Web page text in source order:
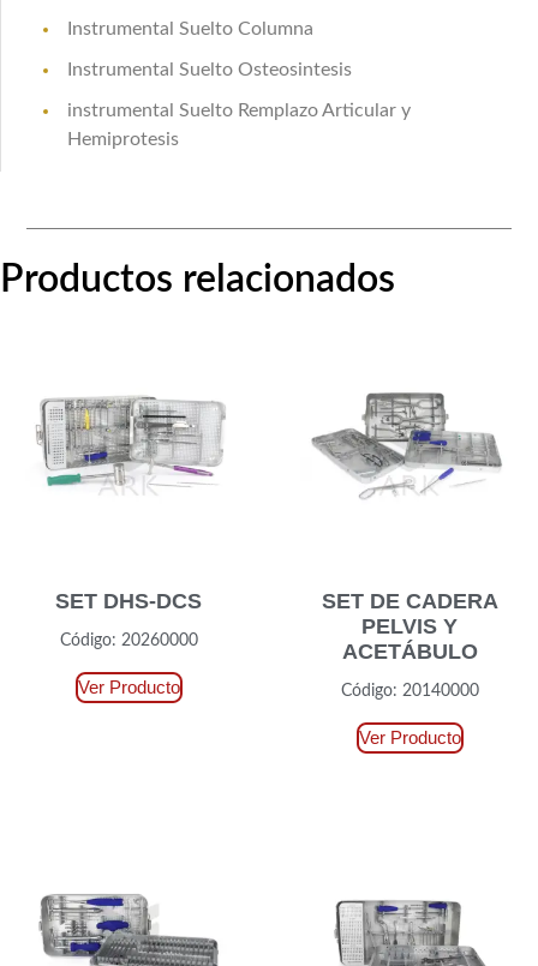
Instrumental Suelto Columna
Instrumental Suelto Osteosintesis
instrumental Suelto Remplazo Articular y
Hemiprotesis
Productos relacionados
SET DHS-DCS
Código: 20260000
Ver Producto
SET DE CADERA
PELVIS Y
ACETÁBULO
Código: 20140000
Ver Producto